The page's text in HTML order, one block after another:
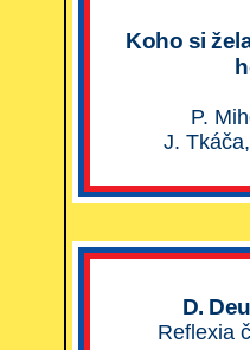
Koho si
P.
J.
D.
Reflexia